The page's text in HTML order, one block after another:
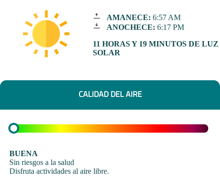
AMANECE: 6:57 AM
ANOCHECE: 6:17 PM
11 HORAS Y 19 MINUTOS DE LUZ
SOLAR
CALIDAD DEL AIRE
BUENA
Sin riesgos a la salud
Disfruta actividades al aire libre.